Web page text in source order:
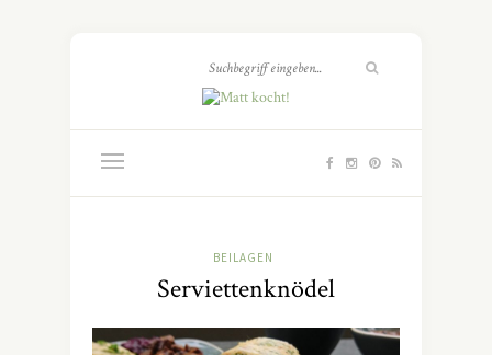
BEILAGEN
Serviettenknödel